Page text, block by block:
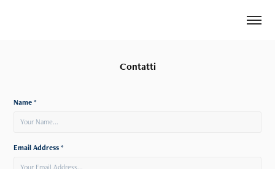
Contatti
Name *
Email Address *